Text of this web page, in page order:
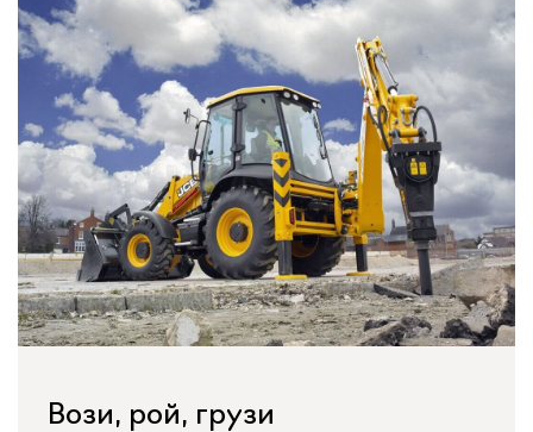
Вози, рой, грузи